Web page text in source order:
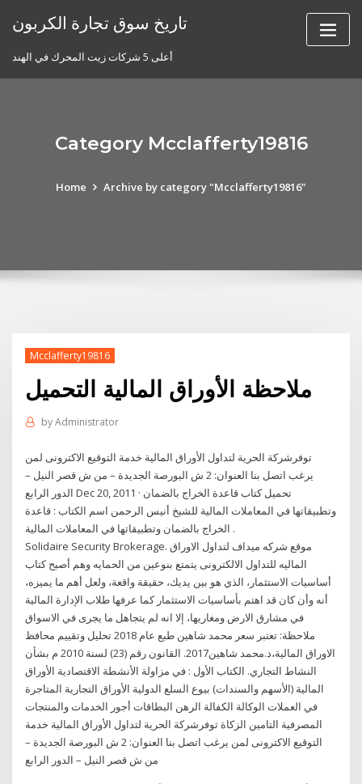
تاريخ سوق تجارة الكربون
أعلى 5 شركات زيت المحرك في الهند
Category Mcclafferty19816
Home Archive by category "Mcclafferty19816"
Mcclafferty19816
ملاحظة الأوراق المالية التحميل
byAdministrator
توفرشركة الحرية لتداول الأوراق المالية خدمة التوقيع الاكترونى لمن
يرغب اتصل بنا العنوان: 2 ش البورصة الجديدة – من ش قصر النيل –
الدور الرابع Dec 20, 2011 · تحميل كتاب قاعدة الخراج بالضمان
وتطبيقاتها في المعاملات المالية للشيخ أنيس الرحمن اسم الكتاب : قاعدة
الخراج بالضمان وتطبيقاتها في المعاملات المالية .
Solidaire Security Brokerage. موقع شركه ميداف لتداول الاوراق
الماليه للتداول الالكترونى يتمتع بنوعين من الحمايه وهم أصبح كتاب
أساسيات الاستثمار، الذي هو بين يديك، حقيقة واقعة، ولعل أهم ما يميزه،
أنه وأن كان قد اهتم بأساسيات الاستثمار كما عرفها طلاب الإدارة المالية
في مشارق الارض ومغاريها، إلا انه لم يتجاهل ما يجرى في الاسواق
ملاحظة: تعتبر سعر محمد شاهين طبع عام 2018 تحليل وتقييم محافظ
الاوراق المالية،د.محمد شاهين2017. القانون رقم (23) لسنة 2010 م بشأن
النشاط التجاري. الكتاب الأول : في مزاولة الأنشطة الاقتصادية الأوراق
المالية (الأسهم والسندات) بيوع السلع الدولية الأوراق التجارية المتاجرة
في العملات الوكالة الكفالة الرهن البطاقات أجور الخدمات والمنتجات
المصرفية التامين الزكاة توفرشركة الحرية لتداول الأوراق المالية خدمة
التوقيع الاكترونى لمن يرغب اتصل بنا العنوان: 2 ش البورصة الجديدة –
من ش قصر النيل – الدور الرابع